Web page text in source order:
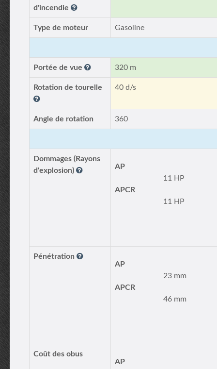
d'incendie
Type de moteur Gasoline
Portée de vue 320 m
Rotation de tourelle 40 d/s
Angle de rotation 360
Dommages (Rayons
d'explosion)
AP
11 HP
APCR
11 HP
Pénétration
AP
23 mm
APCR
46 mm
Coût des obus
AP